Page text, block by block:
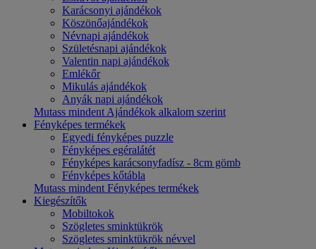
Karácsonyi ajándékok
Köszönőajándékok
Névnapi ajándékok
Születésnapi ajándékok
Valentin napi ajándékok
Emlékőr
Mikulás ajándékok
Anyák napi ajándékok
Mutass mindent Ajándékok alkalom szerint
Fényképes termékek
Egyedi fényképes puzzle
Fényképes egéralátét
Fényképes karácsonyfadísz - 8cm gömb
Fényképes kőtábla
Mutass mindent Fényképes termékek
Kiegészítők
Mobiltokok
Szögletes sminktükrök
Szögletes sminktükrök névvel